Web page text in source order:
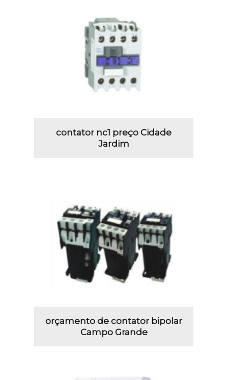
contator nc1 preço Cidade
Jardim
orçamento de contator bipolar
Campo Grande